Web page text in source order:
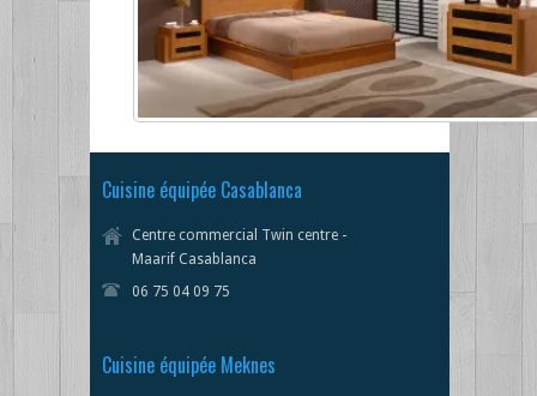
Cuisine équipée Casablanca
Centre commercial Twin centre -
Maarif Casablanca
06 75 04 09 75
Cuisine équipée Meknes